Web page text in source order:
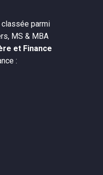
parmi
MS & MBA
et Finance
: